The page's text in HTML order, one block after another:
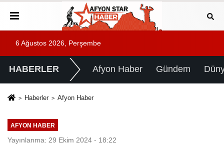
6 Ağustos 2026, Perşembe
HABERLER Afyon Haber Gündem
Haberler Afyon Haber
AFYON HABER
Yayınlanma: 29 Ekim 2024 - 18:22